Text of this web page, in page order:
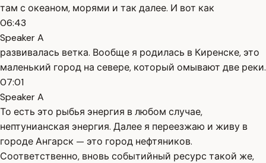
там с океаном, морями и так далее. И вот как
06:43
Speaker A
развивалась ветка. Вообще я родилась в Киренске, это
маленький город на севере, который омывают две реки.
07:01
Speaker A
То есть это рыбья энергия в любом случае,
нептунианская энергия. Далее я переезжаю и живу в
городе Ангарск — это город нефтяников.
Соответственно, вновь событийный ресурс такой же,